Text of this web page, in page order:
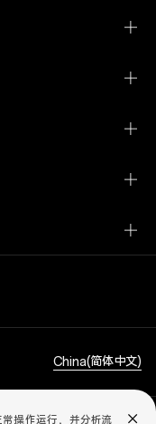
操作运行，并分析流
China(简体中文)
法务合规